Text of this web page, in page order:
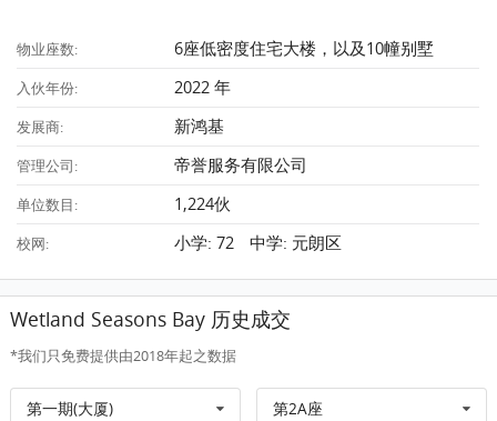
物业座数: 6座低密度住宅大楼，以及10幢别墅
入伙年份: 2022 年
发展商: 新鸿基
管理公司: 帝誉服务有限公司
单位数目: 1,224伙
校网: 小学: 72 中学: 元朗区
Wetland Seasons Bay 历史成交
*我们只免费提供由2018年起之数据
第一期(大厦) 第2A座